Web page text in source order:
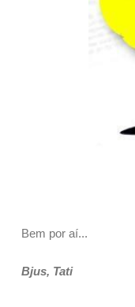
Bem por aí...
Bjus, Tati